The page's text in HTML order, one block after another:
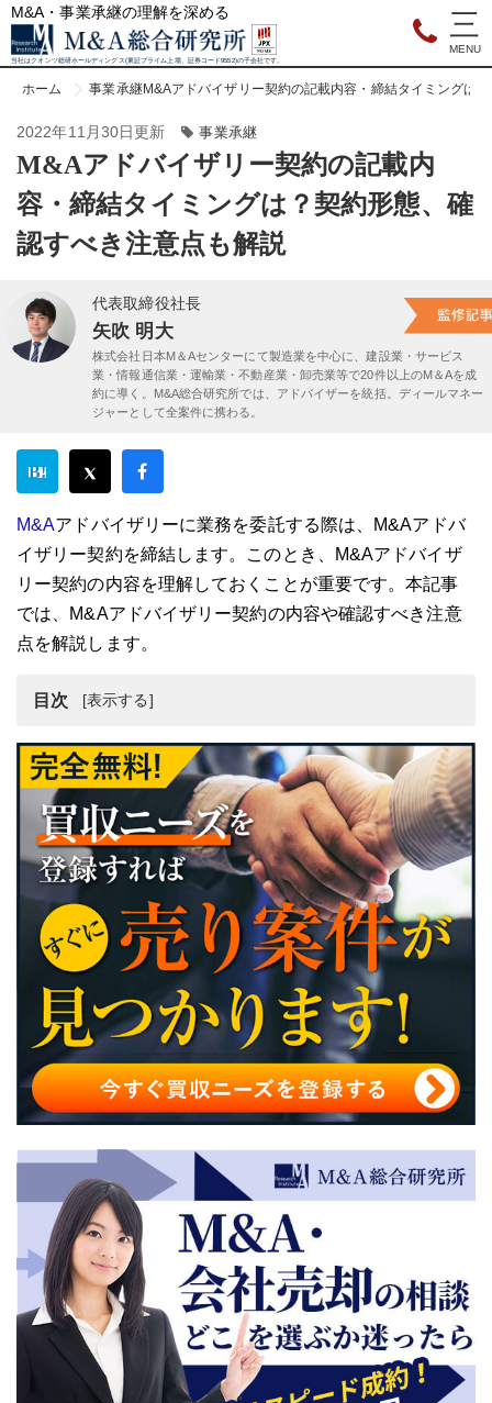
M&A・事業承継の理解を深める
当社はクオンツ総研ホールディングス(東証プライム上場、証券コード9552)の子会社です。
ホーム 事業承継M&Aアドバイザリー契約の記載内容・締結タイミングは
2022年11月30日更新 事業承継
M&Aアドバイザリー契約の記載内
容・締結タイミングは？契約形態、確
認すべき注意点も解説
代表取締役社長
矢吹 明大
株式会社日本M＆Aセンターにて製造業を中心に、建設業・サービス
業・情報通信業・運輸業・不動産業・卸売業等で20件以上のM＆Aを成
約に導く。M&A総合研究所では、アドバイザーを統括。ディールマネー
ジャーとして全案件に携わる。
M&Aアドバイザリーに業務を委託する際は、M&Aアドバ
イザリー契約を締結します。このとき、M&Aアドバイザ
リー契約の内容を理解しておくことが重要です。本記事
では、M&Aアドバイザリー契約の内容や確認すべき注意
点を解説します。
目次
M&Aアドバイザリー契約とは
M&Aアドバイザリー契約の内容
M&Aアドバイザリー契約の報酬体系
M&Aアドバイザリー契約の締結のタイミング
M&Aアドバイザリー契約を締結する際に確認すべき注意
点
M&Aアドバイザリー契約を検討する際の相談先
M&Aアドバイザリー契約のまとめ